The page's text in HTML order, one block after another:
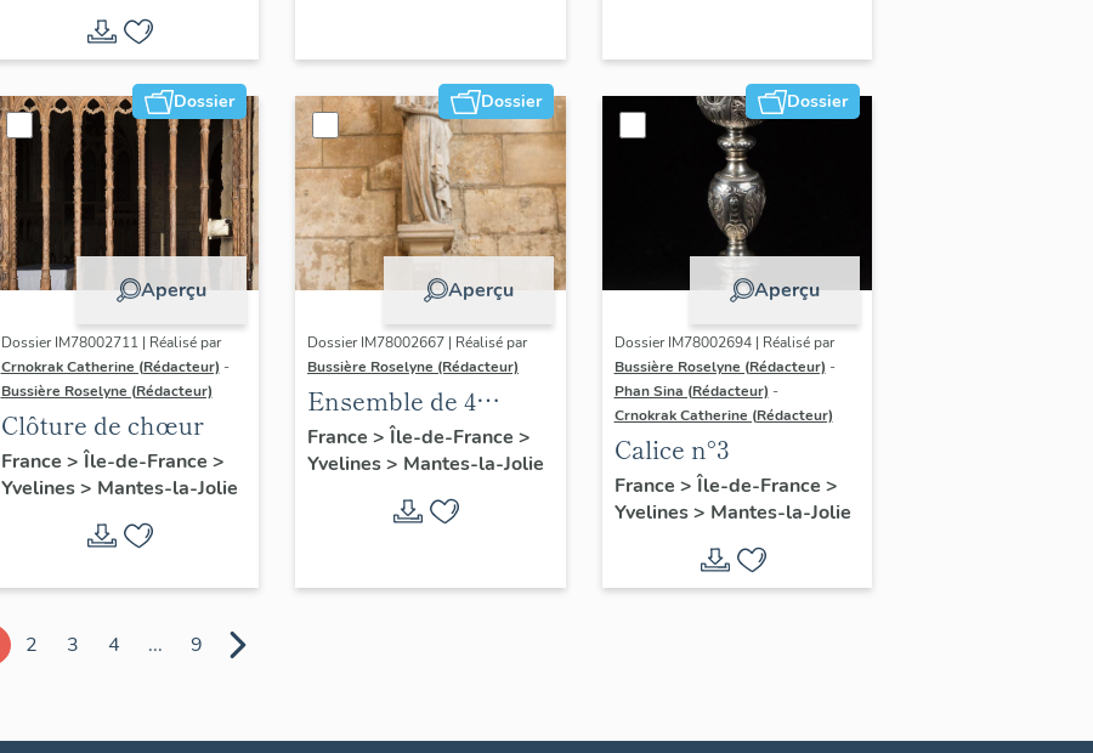
Dossier
Aperçu
Dossier IM78002711 | Réalisé par
Crnokrak Catherine (Rédacteur) -
Bussière Roselyne (Rédacteur)
Clôture de chœur
France > Île-de-France >
Yvelines> Mantes-la-Jolie
Dossier
Aperçu
Dossier IM78002667 | Réalisé par
Bussière Roselyne (Rédacteur)
Ensemble de 4
statues
France > Île-de-France >
Yvelines> Mantes-la-Jolie
Dossier
Aperçu
Dossier IM78002694 | Réalisé par
Bussière Roselyne (Rédacteur) -
Phan Sina (Rédacteur) -
Crnokrak Catherine (Rédacteur)
Calice n°3
France > Île-de-France >
Yvelines> Mantes-la-Jolie
2 3 4 ... 9